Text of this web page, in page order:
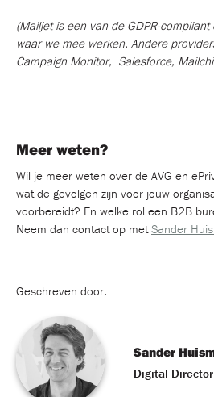
(Mailjet is een van de GDPR-
waar we mee werken. Andere
Campaign Monitor, Salesforce,
Meer weten?
Wil je meer weten over de AVG en
wat de gevolgen zijn voor jouw
voorbereidt? En welke rol een B2B
Neem dan contact op metSander
Geschreven door:
Sander
Digital Director